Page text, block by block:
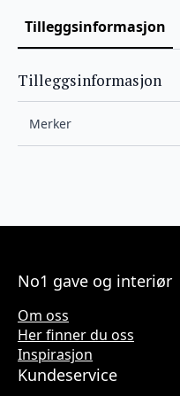
Tilleggsinformasjon
Tilleggsinformasjon
Merker
No1 gave og interiør
Om oss
Her finner du oss
Inspirasjon
Kundeservice